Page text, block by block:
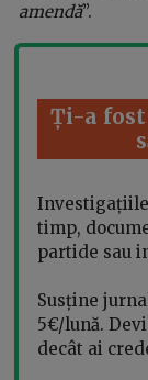
amendă”.
Ți-a
timp,
partide sau
Susține
5€/lună.
decât ai